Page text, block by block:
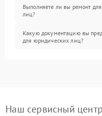
Выполняете ли вы ремонт
лиц?
Какую документацию вы
для юридических лиц?
Наш сервисный